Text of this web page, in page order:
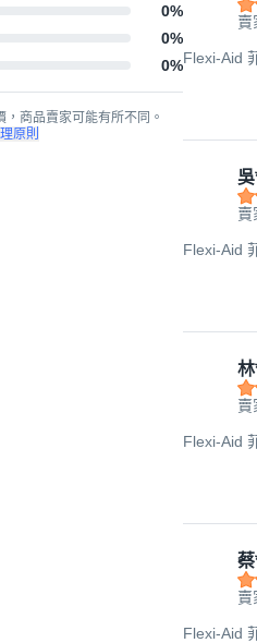
0%
0%
0%
商品賣家可能有所不同。
原則
賣
Flexi-Aid
賣
Flexi-Aid
賣
Flexi-Aid
賣
Flexi-Aid